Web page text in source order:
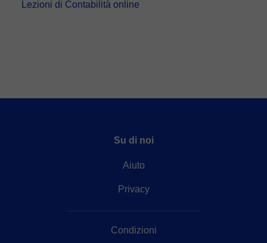
Lezioni di Contabilità online
Su di noi
Aiuto
Privacy
Condizioni